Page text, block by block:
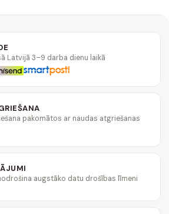
Latvijā 3–9 darba dienu laikā
pakomātos ar naudas atgriešanas
augstāko datu drošības līmeni